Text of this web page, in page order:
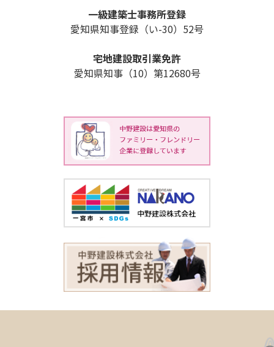
一級建築士事務所登録
愛知県知事登録（い-30）52号
宅地建設取引業免許
愛知県知事（10）第12680号